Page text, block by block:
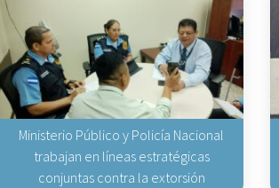
Ministerio Público y Policía Nacional
trabajan en líneas estratégicas
conjuntas contra la extorsión